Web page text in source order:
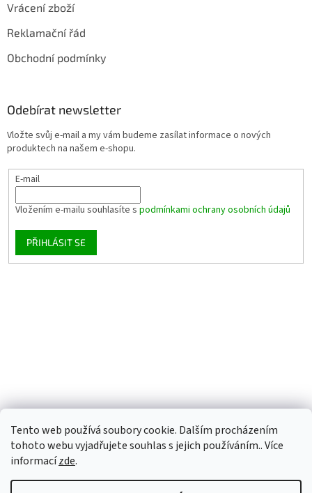
Tento web používá soubory cookie. Dalším procházením
tohoto webu vyjadřujete souhlas s jejich používáním.. Více
informacízde.
Vrácení zboží
Reklamační řád
Obchodní podmínky
Odebírat newsletter
Vložte svůj e-mail a my vám budeme zasílat informace o nových
produktech na našem e-shopu.
E-mail
Vložením e-mailu souhlasíte s podmínkami ochrany osobních údajů
PŘIHLÁSIT SE